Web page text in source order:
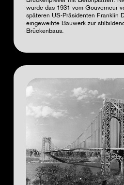
wurde das 1931 vom Gouverneur
späteren US-Präsidenten Franklin
eingeweihte Bauwerk zur
Brückenbaus.